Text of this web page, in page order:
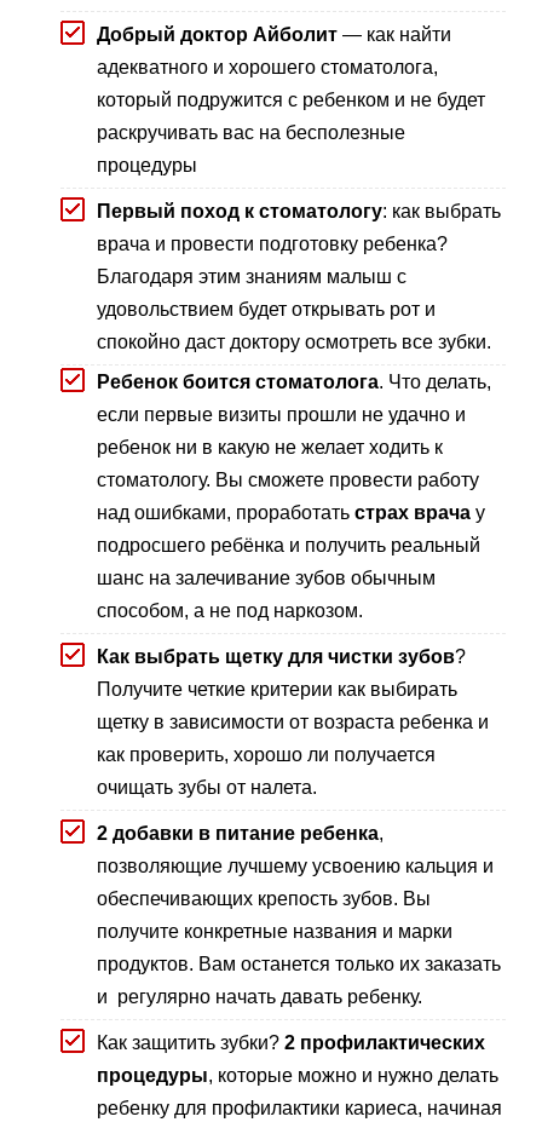
Добрый доктор Айболит— как найти
адекватного и хорошего стоматолога,
который подружится с ребенком и не будет
раскручивать вас на бесполезные
процедуры
Первый поход к стоматологу: как выбрать
врача и провести подготовку ребенка?
Благодаря этим знаниям малыш с
удовольствием будет открывать рот и
спокойно даст доктору осмотреть все зубки.
Ребенок боится стоматолога. Что делать,
если первые визиты прошли не удачно и
ребенок ни в какую не желает ходить к
стоматологу. Вы сможете провести работу
над ошибками, проработать страх врачау
подросшего ребёнка и получить реальный
шанс на залечивание зубов обычным
способом, а не под наркозом.
Как выбрать щетку для чистки зубов?
Получите четкие критерии как выбирать
щетку в зависимости от возраста ребенка и
как проверить, хорошо ли получается
очищать зубы от налета.
2 добавки в питание ребенка,
позволяющие лучшему усвоению кальция и
обеспечивающих крепость зубов. Вы
получите конкретные названия и марки
продуктов. Вам останется только их заказать
и регулярно начать давать ребенку.
Как защитить зубки? 2 профилактических
процедуры, которые можно и нужно делать
ребенку для профилактики кариеса, начиная